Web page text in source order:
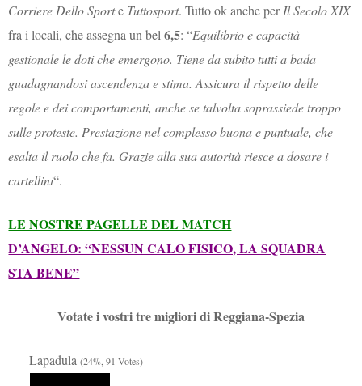
Corriere Dello Sporte Tuttosport. Tutto ok anche perIl Secolo XIX
fra i locali, che assegna un bel6,5: “Equilibrio e capacità
gestionale le doti che emergono. Tiene da subito tutti a bada
guadagnandosi ascendenza e stima. Assicura il rispetto delle
regole e dei comportamenti, anche se talvolta soprassiede troppo
sulle proteste. Prestazione nel complesso buona e puntuale, che
esalta il ruolo che fa. Grazie alla sua autorità riesce a dosare i
cartellini“.
LE NOSTRE PAGELLE DEL MATCH
D’ANGELO: “NESSUN CALO FISICO, LA SQUADRA
STA BENE”
Votate i vostri tre migliori di Reggiana-Spezia
Lapadula(24%, 91 Votes)